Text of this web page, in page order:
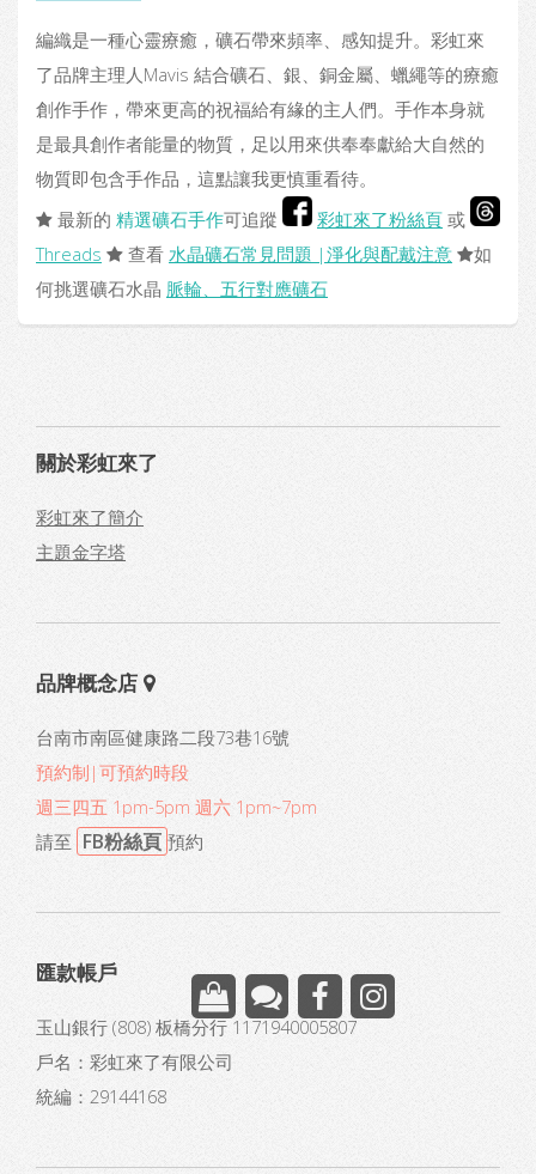
編織是一種心靈療癒，礦石帶來頻率、感知提升。彩虹來
了品牌主理人Mavis 結合礦石、銀、銅金屬、蠟繩等的療癒
創作手作，帶來更高的祝福給有緣的主人們。手作本身就
是最具創作者能量的物質，足以用來供奉奉獻給大自然的
物質即包含手作品，這點讓我更慎重看待。
最新的 精選礦石手作可追蹤 彩虹來了粉絲頁 或
Threads
查看 水晶礦石常見問題 |淨化與配戴注意
如
何挑選礦石水晶 脈輪、五行對應礦石
關於彩虹來了
彩虹來了簡介
主題金字塔
品牌概念店
台南市南區健康路二段73巷16號
預約制|可預約時段
週三四五 1pm-5pm 週六 1pm~7pm
請至 FB粉絲頁 預約
匯款帳戶
玉山銀行 (808) 板橋分行 1171940005807
戶名：彩虹來了有限公司
統編：29144168